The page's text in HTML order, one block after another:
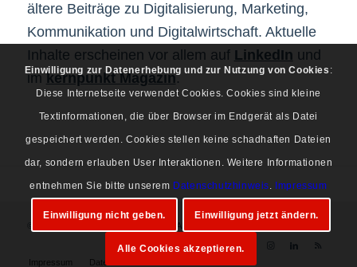
ältere Beiträge zu Digitalisierung, Marketing,
Kommunikation und Digitalwirtschaft. Aktuelle
Inhalte erscheinen vor allem auf LinkedIn und
imkernpunkt Magazin.
© Copyright 1997-2026 Mike Schnoor. Alle Rechte vorbehalten.
Impressum Datenschutz
Einwilligung zur Datenerhebung und zur Nutzung von Cookies :
Diese Internetseite verwendet Cookies. Cookies sind kleine
Textinformationen, die über Browser im Endgerät als Datei
gespeichert werden. Cookies stellen keine schadhaften Dateien
dar, sondern erlauben User Interaktionen. Weitere Informationen
entnehmen Sie bitte unserem Datenschutzhinweis. Impressum
Einwilligung nicht geben. Einwilligung jetzt ändern.
Alle Cookies akzeptieren.